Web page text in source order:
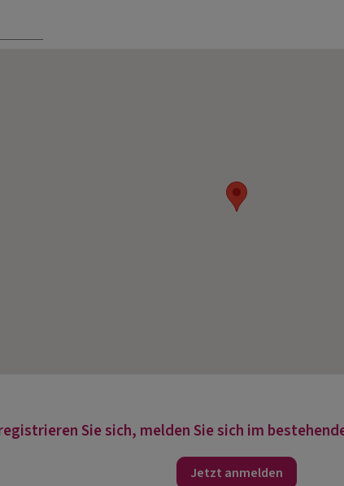
Sie sich, melden Sie sich im
Jetzt anmelden